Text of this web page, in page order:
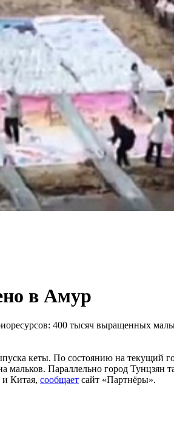
в Амур
400 тысяч выращенных
кеты. По состоянию на текущий
Параллельно город
и Китая, сообщает сайт «Партнёры».